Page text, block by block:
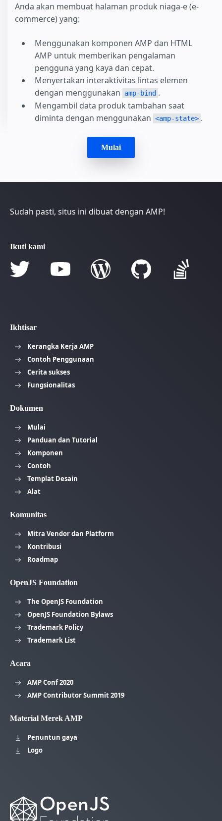
Anda akan membuat halaman produk niaga-e (e-
commerce) yang:
Menggunakan komponen AMP dan HTML
AMP untuk memberikan pengalaman
pengguna yang kaya dan cepat.
Menyertakan interaktivitas lintas elemen
dengan menggunakan
amp-bind .
Mengambil data produk tambahan saat
diminta dengan menggunakan <amp-state> .
Mulai
Sudah pasti, situs ini dibuat dengan AMP!
Ikuti kami
Ikhtisar
Kerangka Kerja AMP
Contoh Penggunaan
Cerita sukses
Fungsionalitas
Dokumen
Mulai
Panduan dan Tutorial
Komponen
Contoh
Templat Desain
Alat
Komunitas
Mitra Vendor dan Platform
Kontribusi
Roadmap
OpenJS Foundation
The OpenJS Foundation
OpenJS Foundation Bylaws
Trademark Policy
Trademark List
Acara
AMP Conf 2020
AMP Contributor Summit 2019
Material Merek AMP
Penuntun gaya
Logo